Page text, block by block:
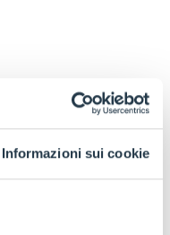
Informazioni sui cookie